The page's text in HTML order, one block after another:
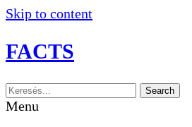
Skip to content
FACTS
Search
Menu